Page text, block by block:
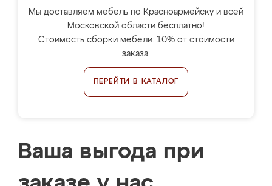
Мы доставляем мебель по Красноармейску и всей
Московской области бесплатно!
Стоимость сборки мебели: 10% от стоимости
заказа.
ПЕРЕЙТИ В КАТАЛОГ
Ваша выгода при